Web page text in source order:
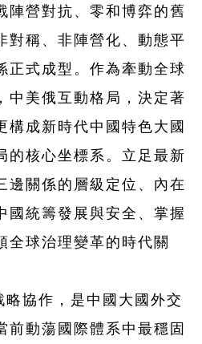
陣營對抗、零和博弈的舊
對稱、非陣營化、動態平
正式成型。作為牽動全球
中美俄互動格局，決定著
構成新時代中國特色大國
的核心坐標系。立足最新
邊關係的層級定位、內在
國統籌發展與安全、掌握
全球治理變革的時代關
略協作，是中國大國外交
前動蕩國際體系中最穩固